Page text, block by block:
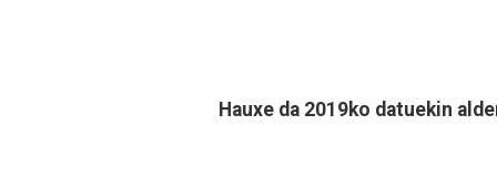
Hauxe da 2019ko datuekin